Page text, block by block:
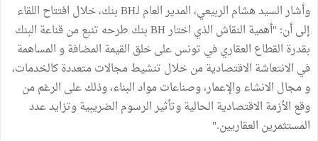
وأشار السيد هشام الربيعي، المدير العام لـBH بنك، خلال افتتاح اللقاء
إلى أن: "أهمية النقاش الذي اختار BH بنك طرحه تنبع من قناعة البنك
بقدرة القطاع العقاري في تونس على خلق القيمة المضافة و المساهمة
في الانتعاشة الاقتصادية من خلال تنشيط مجالات متعددة كالخدمات،
و مجال الانشاء والإعمار، وصناعات مواد البناء، وذلك على الرغم من
وقع الأزمة الاقتصادية الحالية وتأثير الرسوم الضريبية وتزايد عدد
المستثمرين العقاريين."